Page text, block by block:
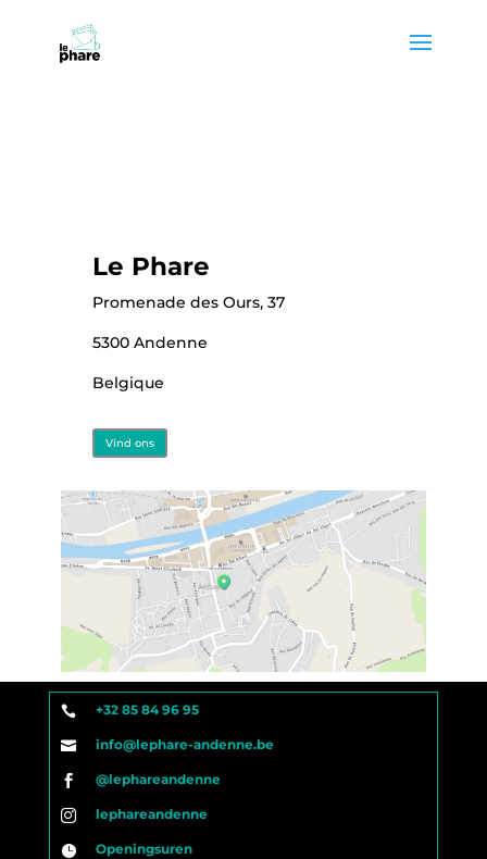
Content
navigation
Le Phare
Promenade des Ours, 37
5300 Andenne
Belgique
Vind ons
 +32 85 84 96 95
 info@lephare-andenne.be
 @lephareandenne
 lephareandenne
 Openingsuren